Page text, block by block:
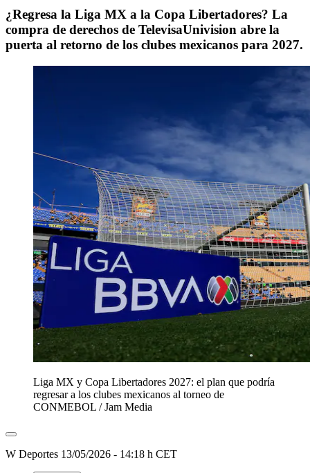
¿Regresa la Liga MX a la Copa Libertadores? La
compra de derechos de TelevisaUnivision abre la
puerta al retorno de los clubes mexicanos para 2027.
Liga MX y Copa Libertadores 2027: el plan que podría
regresar a los clubes mexicanos al torneo de
CONMEBOL /Jam Media
W Deportes 13/05/2026 - 14:18 h CET